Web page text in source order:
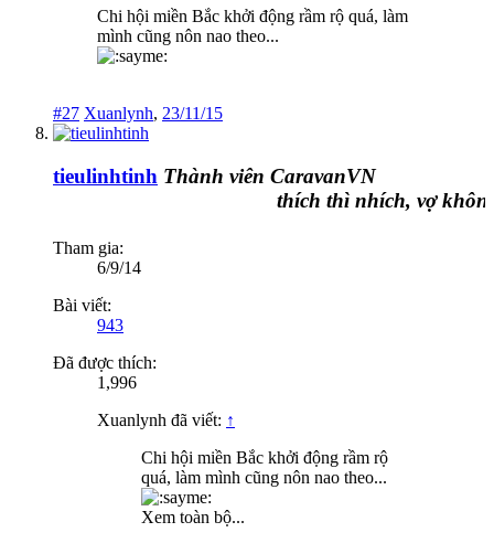
Chi hội miền Bắc khởi động rầm rộ quá, làm
mình cũng nôn nao theo...
#27 Xuanlynh, 23/11/15
tieulinhtinh Thành viên CaravanVN
thích thì nhích, vợ
Tham gia:
6/9/14
Bài viết:
943
Đã được thích:
1,996
Xuanlynh đã viết: ↑
Chi hội miền Bắc khởi động rầm rộ
quá, làm mình cũng nôn nao theo...
Xem toàn bộ...